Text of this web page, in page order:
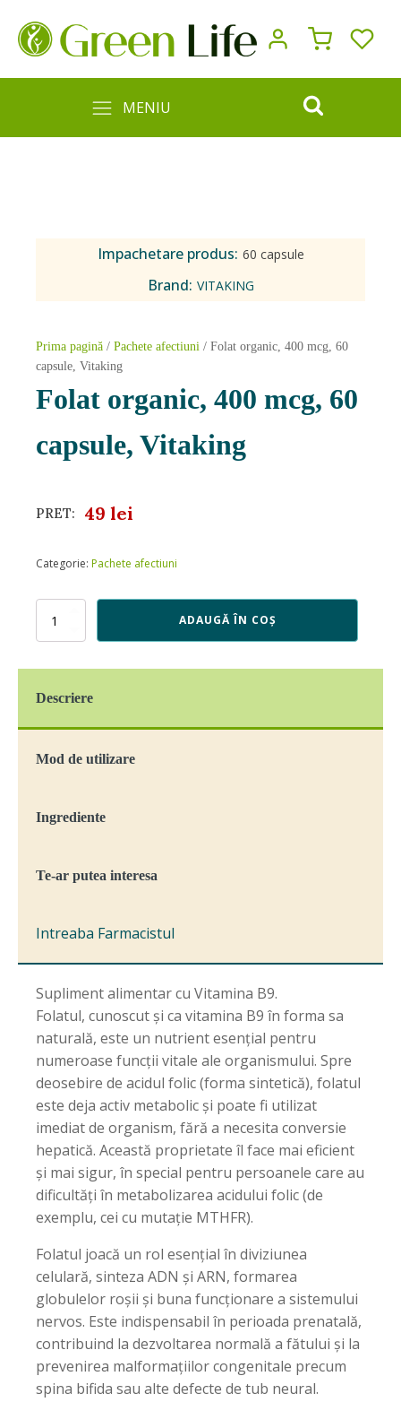
MENIU
Impachetare produs: 60 capsule
Brand: VITAKING
Prima pagină / Pachete afectiuni / Folat organic, 400 mcg, 60
capsule, Vitaking
Folat organic, 400 mcg, 60
capsule, Vitaking
PRET: 49 lei
Categorie: Pachete afectiuni
Cantitate
400
60
Vitaking
ADAUGĂ ÎN COȘ
Descriere
Mod de utilizare
Ingrediente
Te-ar putea interesa
Intreaba Farmacistul
Supliment alimentar cu Vitamina B9.
Folatul, cunoscut și ca vitamina B9 în forma sa
naturală, este un nutrient esențial pentru
numeroase funcții vitale ale organismului. Spre
deosebire de acidul folic (forma sintetică), folatul
este deja activ metabolic și poate fi utilizat
imediat de organism, fără a necesita conversie
hepatică. Această proprietate îl face mai eficient
și mai sigur, în special pentru persoanele care au
dificultăți în metabolizarea acidului folic (de
exemplu, cei cu mutație MTHFR).
Folatul joacă un rol esențial în diviziunea
celulară, sinteza ADN și ARN, formarea
globulelor roșii și buna funcționare a sistemului
nervos. Este indispensabil în perioada prenatală,
contribuind la dezvoltarea normală a fătului și la
prevenirea malformațiilor congenitale precum
spina bifida sau alte defecte de tub neural.